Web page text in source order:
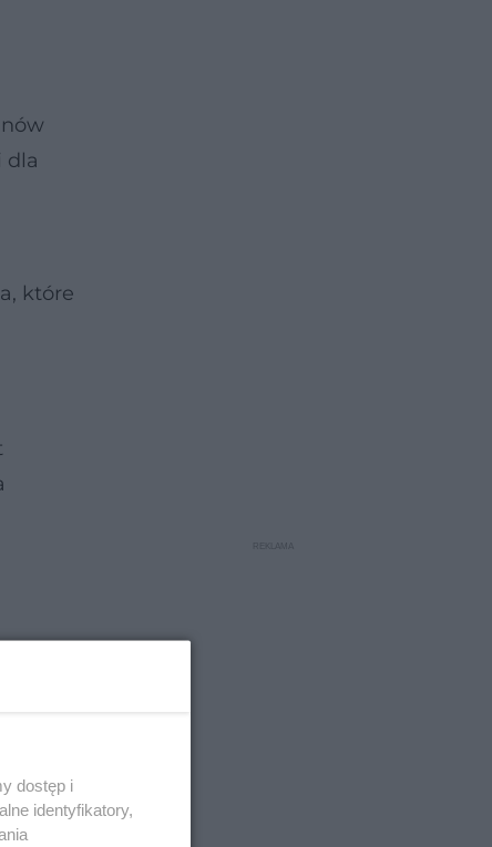
dla
które
dostęp i
identyfikatory,